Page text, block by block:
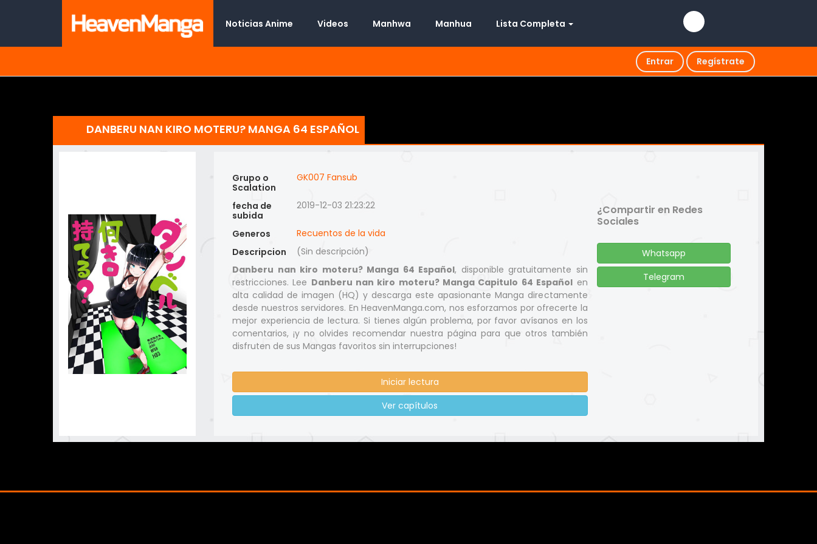
Noticias Anime Videos Manhwa Manhua Lista Completa
Entrar Regístrate
DANBERU NAN KIRO MOTERU? MANGA 64 ESPAÑOL
Grupo o
Scalation
GK007 Fansub
fecha de
subida
2019-12-03 21:23:22
Generos
Recuentos de la vida
Descripcion
(Sin descripción)
Danberu nan kiro moteru? Manga 64 Español, disponible gratuitamente sin
restricciones. Lee Danberu nan kiro moteru? Manga Capitulo 64 Español en
alta calidad de imagen (HQ) y descarga este apasionante Manga directamente
desde nuestros servidores. En HeavenManga.com, nos esforzamos por ofrecerte la
mejor experiencia de lectura. Si tienes algún problema, por favor avísanos en los
comentarios, ¡y no olvides recomendar nuestra página para que otros también
disfruten de sus Mangas favoritos sin interrupciones!
Iniciar lectura
Ver capítulos
¿Compartir en Redes
Sociales
Whatsapp
Telegram